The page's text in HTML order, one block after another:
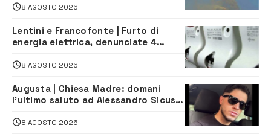
8 AGOSTO 2026
Lentini e Francofonte | Furto di
energia elettrica, denunciate 4
8 AGOSTO 2026
Augusta | Chiesa Madre: domani
l’ultimo saluto ad Alessandro Sicuso,
8 AGOSTO 2026